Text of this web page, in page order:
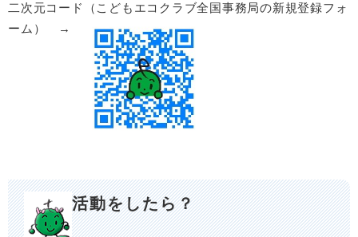
二次元コード（こどもエコクラブ全国事務局の新規登録フォ
ーム） →
活動をしたら？